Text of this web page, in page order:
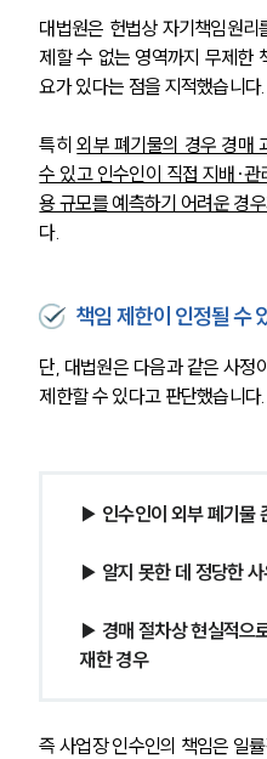
대법원은 헌법상 자기책임원
제할 수 없는 영역까지 무제한
요가 있다는 점을 지적했습니다.
특히 외부 폐기물의 경우 경매
수 있고 인수인이 직접 지배·관
용 규모를 예측하기 어려운 경
다.
책임 제한이 인정될 수
단, 대법원은 다음과 같은 사정
제한할 수 있다고 판단했습니다.
▶ 인수인이 외부 폐기물
▶ 알지 못한 데 정당한
▶ 경매 절차상 현실적으
재한 경우
즉 사업장 인수인의 책임은 일